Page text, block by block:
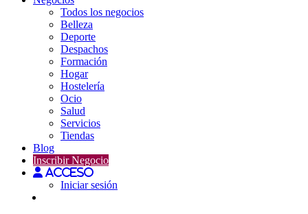
Todos los negocios
Belleza
Deporte
Despachos
Formación
Hogar
Hostelería
Ocio
Salud
Servicios
Tiendas
Blog
Inscribir Negocio
Acceso
Iniciar sesión